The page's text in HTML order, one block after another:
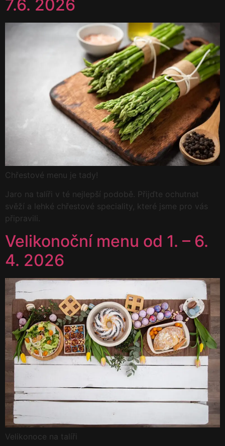
7.6. 2026
Chřestové menu je tady!
Jaro na talíři v té nejlepší podobě. Přijďte ochutnat
svěží a lehké chřestové speciality, které jsme pro vás
připravili.
Velikonoční menu od 1. – 6.
4. 2026
Velikonoce na talíři